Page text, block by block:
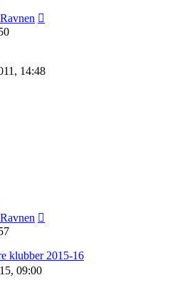
Ravnen
14:48
Ravnen
klubber 2015-16
09:00